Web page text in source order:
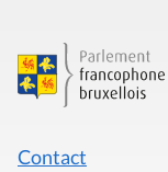
Contact